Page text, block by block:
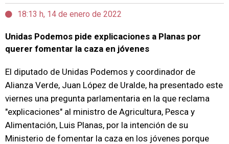
18:13 h, 14 de enero de 2022
Unidas Podemos pide explicaciones a Planas por
querer fomentar la caza en jóvenes
El diputado de Unidas Podemos y coordinador de
Alianza Verde, Juan López de Uralde, ha presentado este
viernes una pregunta parlamentaria en la que reclama
"explicaciones" al ministro de Agricultura, Pesca y
Alimentación, Luis Planas, por la intención de su
Ministerio de fomentar la caza en los jóvenes porque